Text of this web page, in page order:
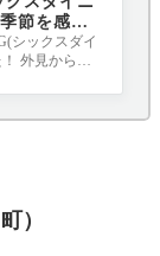
節を感じ
シックスダイ
外見から
）